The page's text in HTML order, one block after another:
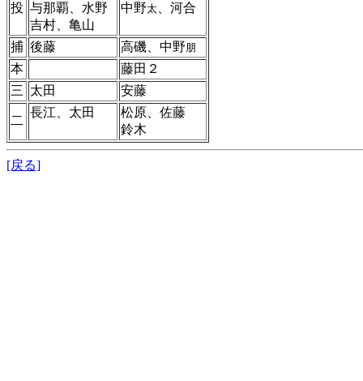
投 与那覇、水野
吉村、亀山
中野太 、河合
捕 後藤 高磯、中野朋
本
藤田２
三 太田 安藤
二
長江、太田
松原、佐藤
鈴木
[戻る]